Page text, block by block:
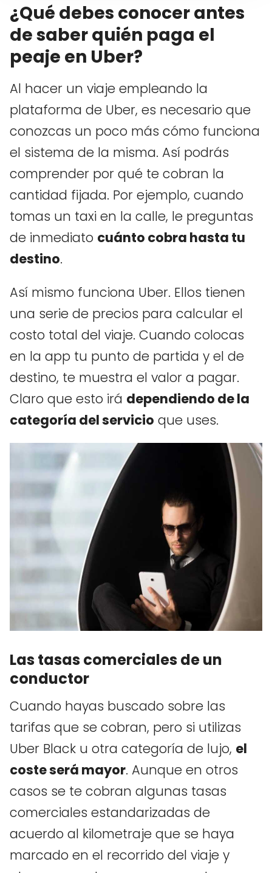
¿Qué debes conocer antes
de saber quién paga el
peaje en Uber?
Al hacer un viaje empleando la
plataforma de Uber, es necesario que
conozcas un poco más cómo funciona
el sistema de la misma. Así podrás
comprender por qué te cobran la
cantidad fijada. Por ejemplo, cuando
tomas un taxi en la calle, le preguntas
de inmediato cuánto cobra hasta tu
destino.
Así mismo funciona Uber. Ellos tienen
una serie de precios para calcular el
costo total del viaje. Cuando colocas
en la app tu punto de partida y el de
destino, te muestra el valor a pagar.
Claro que esto irá dependiendo de la
categoría del servicio que uses.
Las tasas comerciales de un
conductor
Cuando hayas buscado sobre las
tarifas que se cobran, pero si utilizas
Uber Black u otra categoría de lujo, el
coste será mayor. Aunque en otros
casos se te cobran algunas tasas
comerciales estandarizadas de
acuerdo al kilometraje que se haya
marcado en el recorrido del viaje y